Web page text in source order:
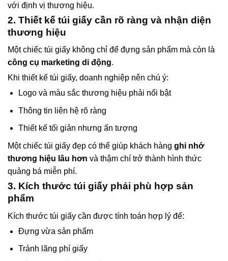
với định vị thương hiệu.
2. Thiết kế túi giấy cần rõ ràng và nhận diện
thương hiệu
Một chiếc túi giấy không chỉ để đựng sản phẩm mà còn là
công cụ marketing di động.
Khi thiết kế túi giấy, doanh nghiệp nên chú ý:
Logo và màu sắc thương hiệu phải nổi bật
Thông tin liên hệ rõ ràng
Thiết kế tối giản nhưng ấn tượng
Một chiếc túi giấy đẹp có thể giúp khách hàng ghi nhớ
thương hiệu lâu hơn và thậm chí trở thành hình thức
quảng bá miễn phí.
3. Kích thước túi giấy phải phù hợp sản
phẩm
Kích thước túi giấy cần được tính toán hợp lý để:
Đựng vừa sản phẩm
Tránh lãng phí giấy